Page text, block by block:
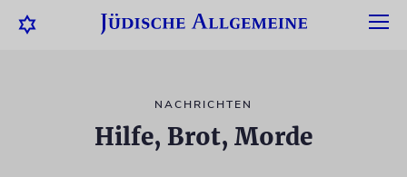
NACHRICHTEN
Hilfe, Brot, Morde